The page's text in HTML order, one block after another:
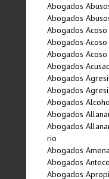
Abogados
Abogados
Abogados
Abogados
Abogados
Abogados
Abogados
Abogados
Abogados
Abogados
Abogados
rio
Abogados
Abogados
Abogados